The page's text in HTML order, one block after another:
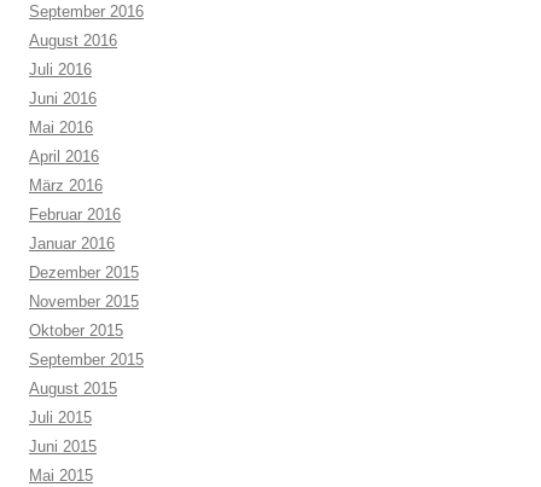
September 2016
August 2016
Juli 2016
Juni 2016
Mai 2016
April 2016
März 2016
Februar 2016
Januar 2016
Dezember 2015
November 2015
Oktober 2015
September 2015
August 2015
Juli 2015
Juni 2015
Mai 2015